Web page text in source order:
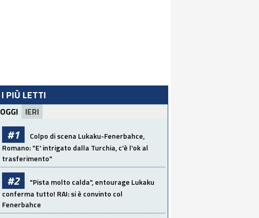
I PIÙ LETTI
OGGI IERI
#1
Colpo di scena Lukaku-Fenerbahce,
Romano: "E' intrigato dalla Turchia, c'è l'ok al
trasferimento"
#2
"Pista molto calda", entourage Lukaku
conferma tutto! RAI: si è convinto col
Fenerbahce